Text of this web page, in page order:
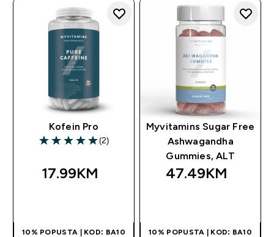
Kofein Pro
5 out of 5 stars
(2)
17.99KM‎
10% POPUSTA | KOD: BA10
Myvitamins Sugar Free
Ashwagandha
Gummies, ALT
47.49KM‎
10% POPUSTA | KOD: BA10